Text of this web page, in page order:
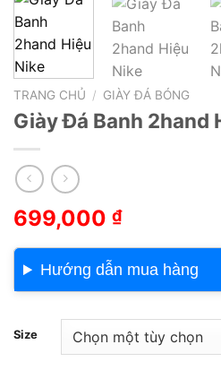
TRANG CHỦ / GIÀY ĐÁ BÓNG
Giày Đá Banh 2hand
699,000 ₫
Hướng dẫn mua hàng
Size